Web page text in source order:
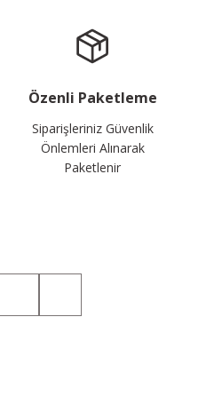
Özenli Paketleme
Siparişleriniz Güvenlik
Önlemleri Alınarak
Paketlenir